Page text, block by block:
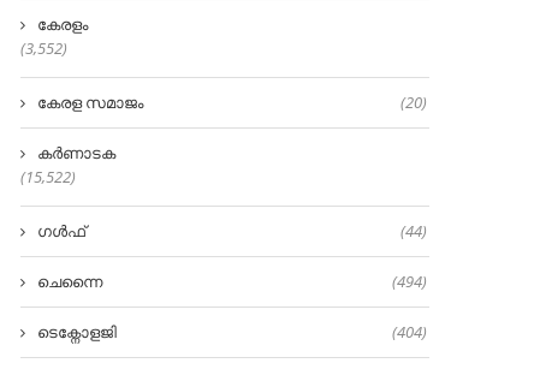
കേരളം
(3,552)
കേരള സമാജം (20)
കർണാടക
(15,522)
ഗൾഫ് (44)
ചെന്നൈ (494)
ടെക്നോളജി (404)